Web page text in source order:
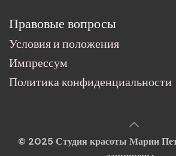
Правовые вопросы
Условия и положения
Импрессум
Политика конфиденциальности
© 2025 Студия красоты Марии